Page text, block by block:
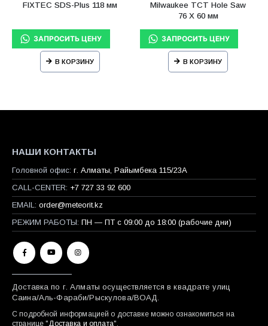
FIXTEC SDS-Plus 118 мм
В КОРЗИНУ
Milwaukee TCT Hole Saw
76 X 60 мм
В КОРЗИНУ
НАШИ КОНТАКТЫ
Головной офис: г. Алматы, Райымбека 115/23A
CALL-CENTER: +7 727 33 92 600
EMAIL: order@meteorit.kz
РЕЖИМ РАБОТЫ: ПН — ПТ с 09:00 до 18:00 (рабочие дни)
Доставка по г. Алматы осуществляется в квадрате улиц
Саина/Аль-Фараби/Рыскулова/ВОАД.
С подробной информацией о доставке можно ознакомиться на
странице " Доставка и оплата".